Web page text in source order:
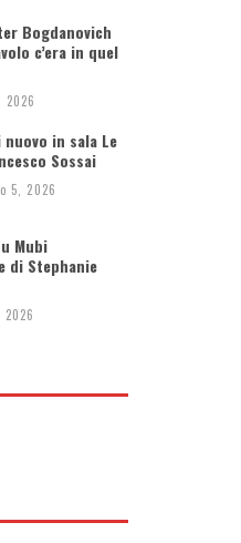
Bogdanovich
c’era in quel
2026
in sala Le
Sossai
5, 2026
Mubi
di Stephanie
2026